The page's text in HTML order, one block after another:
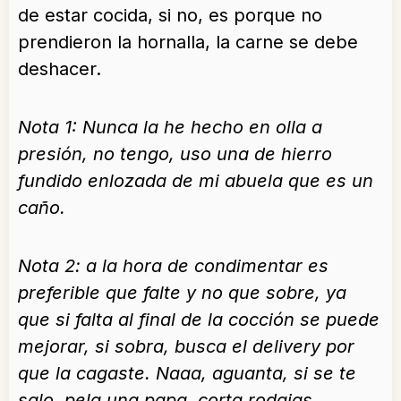
de estar cocida, si no, es porque no
prendieron la hornalla, la carne se debe
deshacer.
Nota 1: Nunca la he hecho en olla a
presión, no tengo, uso una de hierro
fundido enlozada de mi abuela que es un
caño.
Nota 2: a la hora de condimentar es
preferible que falte y no que sobre, ya
que si falta al final de la cocción se puede
mejorar, si sobra, busca el delivery por
que la cagaste. Naaa, aguanta, si se te